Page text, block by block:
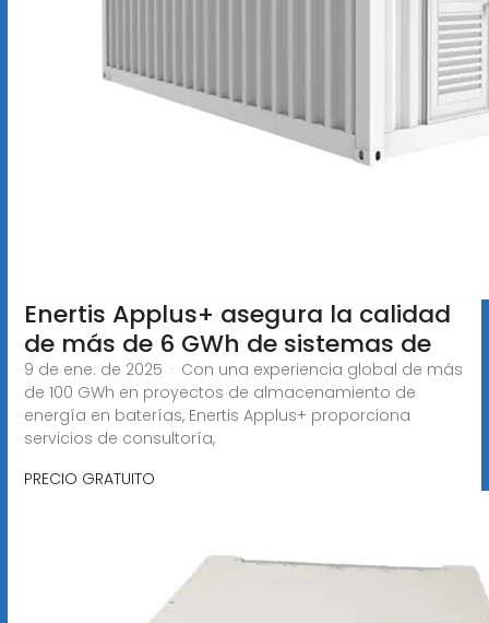
Enertis Applus+ asegura la calidad
de más de 6 GWh de sistemas de
9 de ene. de 2025 · Con una experiencia global de más
de 100 GWh en proyectos de almacenamiento de
energía en baterías, Enertis Applus+ proporciona
servicios de consultoría,
PRECIO GRATUITO